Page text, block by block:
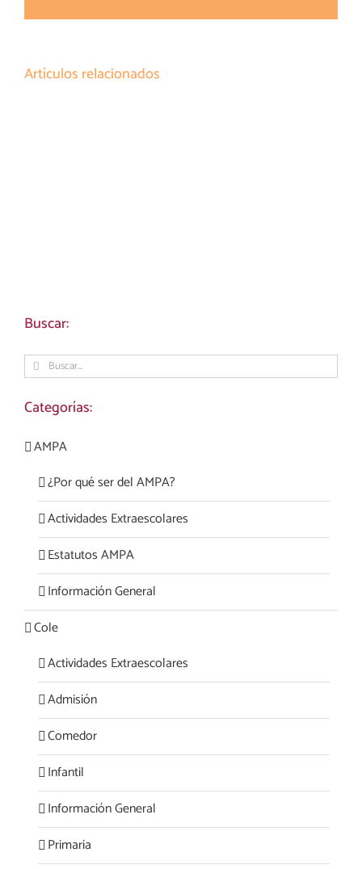
Artículos relacionados
Buscar:
Buscar:
Categorías:
AMPA
¿Por qué ser del AMPA?
Actividades Extraescolares
Estatutos AMPA
Información General
Cole
Actividades Extraescolares
Admisión
Comedor
Infantil
Información General
Primaria